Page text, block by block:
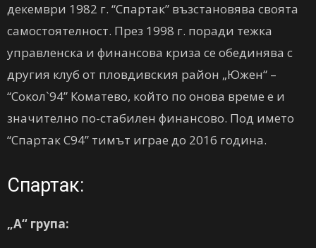
декември 1982 г. “Спартак” възстановява своята
самостоятелност. През 1998 г. поради тежка
управленска и финансова криза се обединява с
другия клуб от пловдивския район „Южен“ –
“Сокол`94” Коматево, който по онова време е и
значително по-стабилен финансово. Под името
“Спартак С94” тимът играе до 2016 година.
Спартак:
„А“ група: